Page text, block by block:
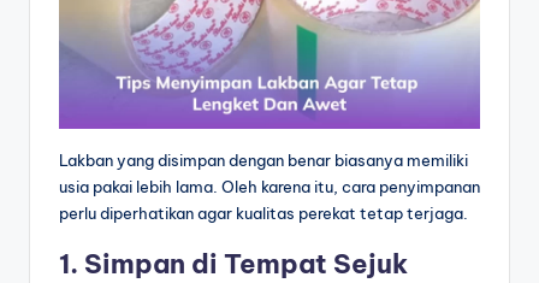
Lakban yang disimpan dengan benar biasanya memiliki
usia pakai lebih lama. Oleh karena itu, cara penyimpanan
perlu diperhatikan agar kualitas perekat tetap terjaga.
1. Simpan di Tempat Sejuk